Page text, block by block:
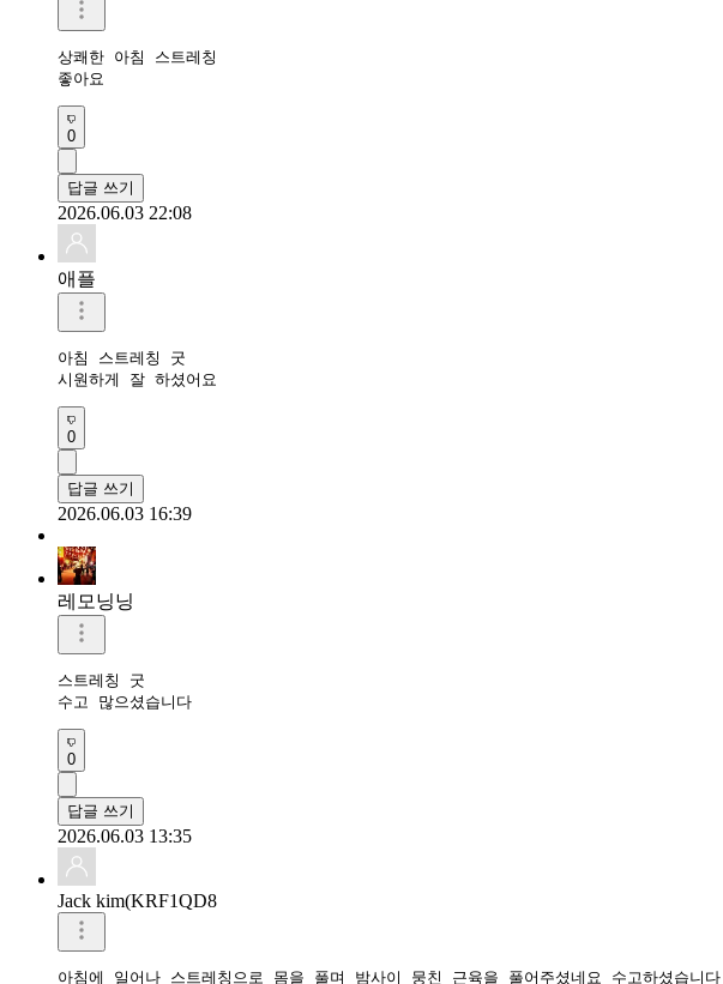
상쾌한 아침 스트레칭
좋아요
0
답글 쓰기
2026.06.03 22:08
애플
아침 스트레칭 굿
시원하게 잘 하셨어요
0
답글 쓰기
2026.06.03 16:39
레모닝닝
스트레칭 굿
수고 많으셨습니다
0
답글 쓰기
2026.06.03 13:35
Jack kim(KRF1QD8
아침에 일어나 스트레칭으로 몸을 풀며 밤사이 뭉친 근육을 풀어주셨네요 수고하셨습니다